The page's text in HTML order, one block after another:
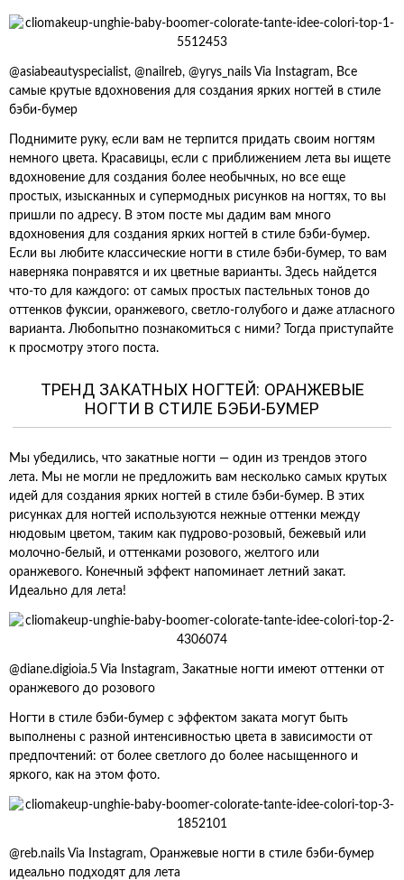
@asiabeautyspecialist, @nailreb, @yrys_nails Via Instagram, Все
самые крутые вдохновения для создания ярких ногтей в стиле
бэби-бумер
Поднимите руку, если вам не терпится придать своим ногтям
немного цвета. Красавицы, если с приближением лета вы ищете
вдохновение для создания более необычных, но все еще
простых, изысканных и супермодных рисунков на ногтях, то вы
пришли по адресу. В этом посте мы дадим вам много
вдохновения для создания ярких ногтей в стиле бэби-бумер.
Если вы любите классические ногти в стиле бэби-бумер, то вам
наверняка понравятся и их цветные варианты. Здесь найдется
что-то для каждого: от самых простых пастельных тонов до
оттенков фуксии, оранжевого, светло-голубого и даже атласного
варианта. Любопытно познакомиться с ними? Тогда приступайте
к просмотру этого поста.
ТРЕНД ЗАКАТНЫХ НОГТЕЙ: ОРАНЖЕВЫЕ
НОГТИ В СТИЛЕ БЭБИ-БУМЕР
Мы убедились, что закатные ногти — один из трендов этого
лета. Мы не могли не предложить вам несколько самых крутых
идей для создания ярких ногтей в стиле бэби-бумер. В этих
рисунках для ногтей используются нежные оттенки между
нюдовым цветом, таким как пудрово-розовый, бежевый или
молочно-белый, и оттенками розового, желтого или
оранжевого. Конечный эффект напоминает летний закат.
Идеально для лета!
@diane.digioia.5 Via Instagram, Закатные ногти имеют оттенки от
оранжевого до розового
Ногти в стиле бэби-бумер с эффектом заката могут быть
выполнены с разной интенсивностью цвета в зависимости от
предпочтений: от более светлого до более насыщенного и
яркого, как на этом фото.
@reb.nails Via Instagram, Оранжевые ногти в стиле бэби-бумер
идеально подходят для лета